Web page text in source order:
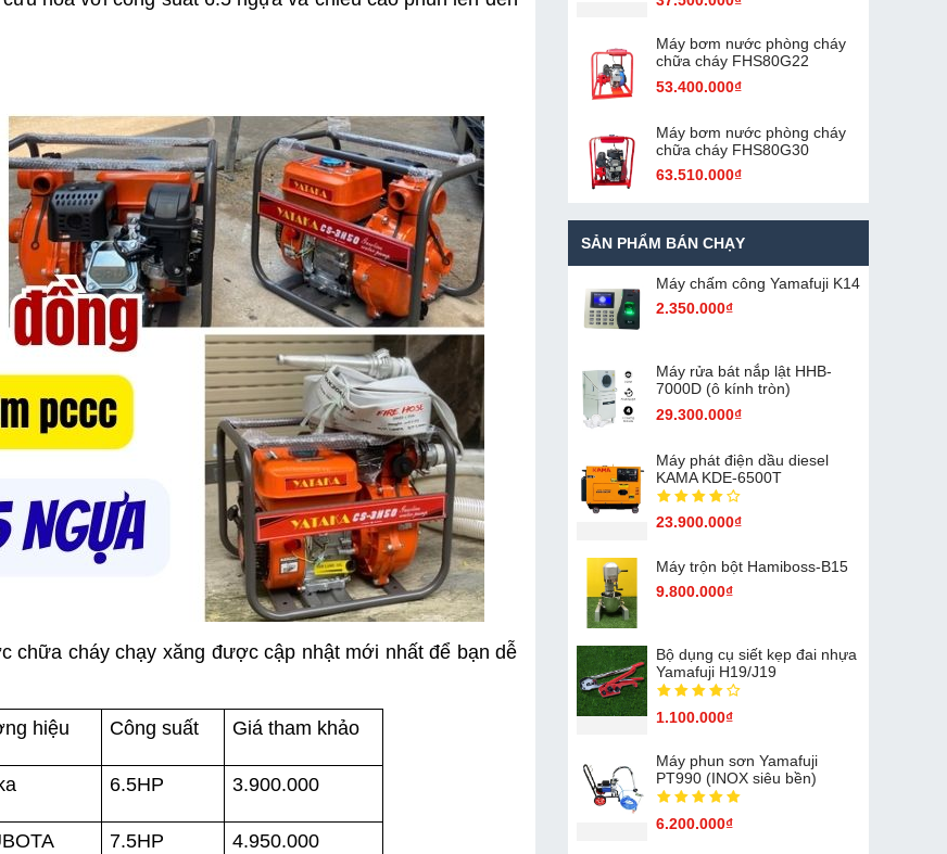
chữa cháy chạy xăng được cập nhật mới nhất để bạn dễ
hiệu Công suất Giá tham khảo
6.5HP 3.900.000
7.5HP 4.950.000
Máy bơm nước phòng cháy
chữa cháy FHS80G22
53.400.000₫
Máy bơm nước phòng cháy
chữa cháy FHS80G30
63.510.000₫
SẢN PHẨM BÁN CHẠY
Máy chấm cô​ng Yamafuji K14
2.350.000₫
Máy rửa bát nắp lật HHB-
7000D (ô kính tròn)
29.300.000₫
Máy phát điện dầu diesel
KAMA KDE-6500T
23.900.000₫
Máy trộn bột Hamiboss-B15
9.800.000₫
Bộ dụng cụ siết kẹp đai nhựa
Yamafuji H19/J19
1.100.000₫
Máy phun sơn Yamafuji
PT990 (INOX siêu bền)
6.200.000₫